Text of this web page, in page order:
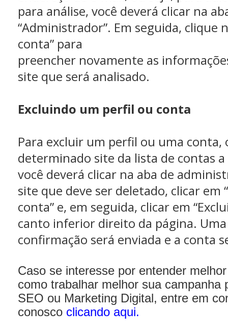
para análise, você deverá clicar na
“Administrador”. Em seguida, clique
conta” para
preencher novamente as
site que será analisado.
Excluindo um perfil ou conta
Para excluir um perfil ou uma conta,
determinado site da lista de contas a
você deverá clicar na aba de
site que deve ser deletado, clicar em
conta” e, em seguida, clicar em
canto inferior direito da página.
confirmação será enviada e a conta
Caso se interesse por entender
como trabalhar melhor sua campanha
SEO ou Marketing Digital, entre em
conosco clicando aqui.